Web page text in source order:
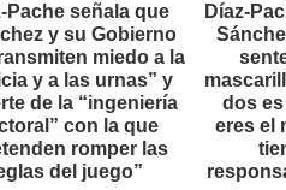
Pache señala que
y su Gobierno
miedo a la
y a las urnas” y
de la “ingeniería
con la que
romper las
del juego”
Díaz-
dos
eres el